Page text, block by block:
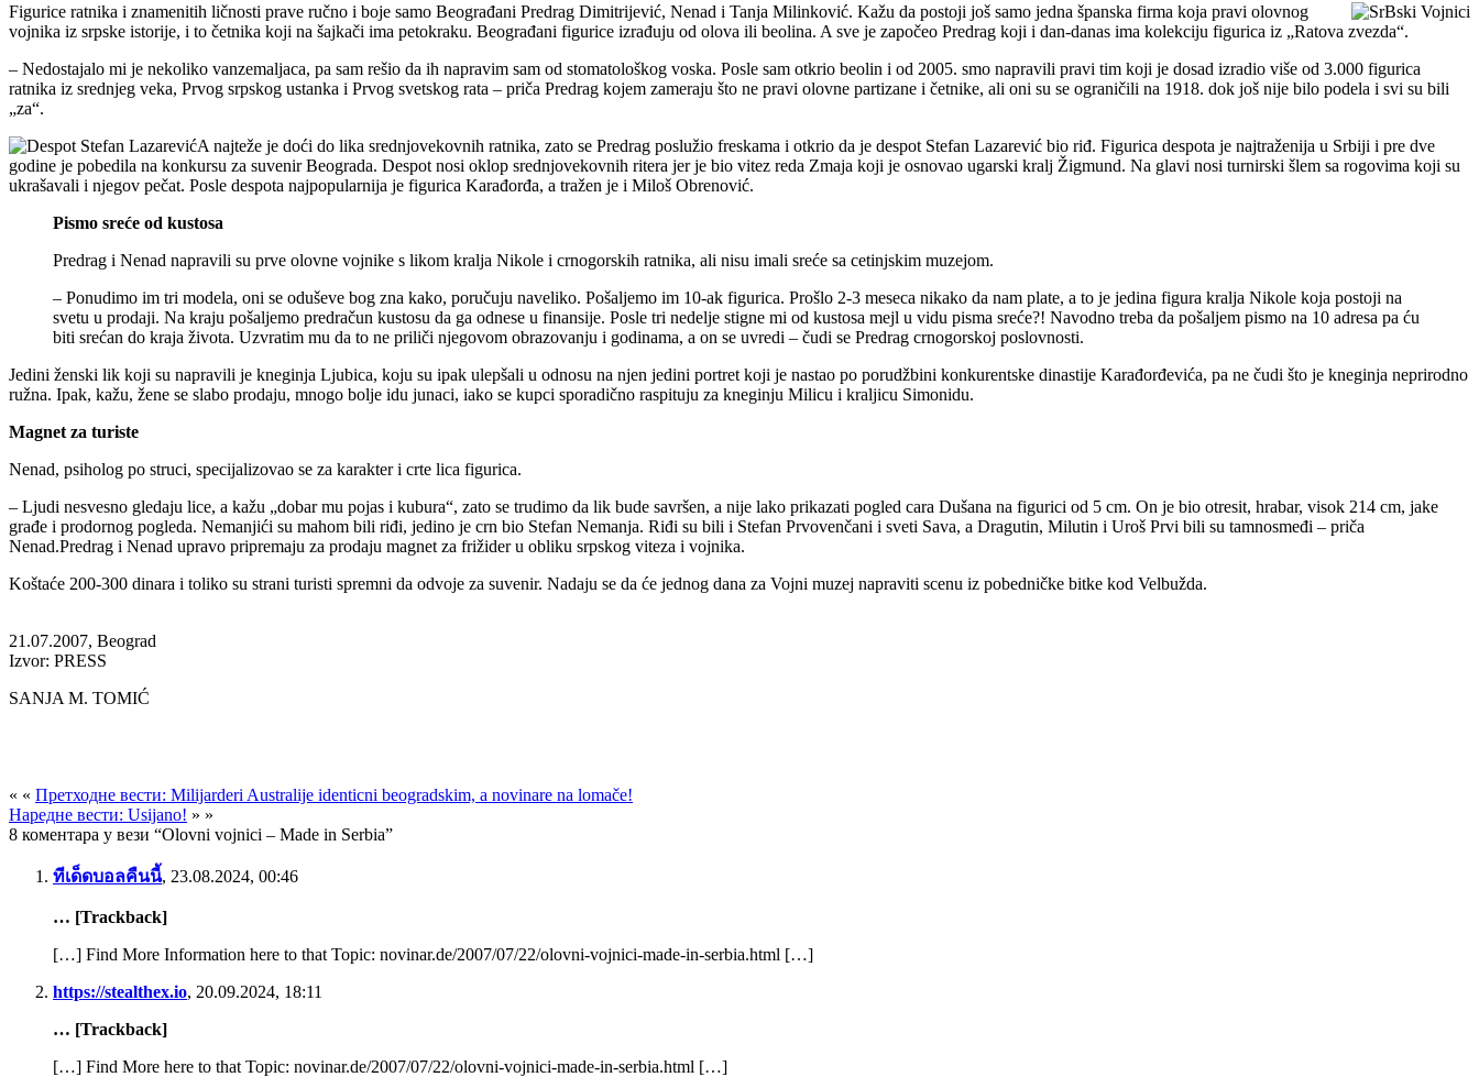
Figurice ratnika i znamenitih ličnosti prave ručno i boje samo Beograđani Predrag Dimitrijević, Nenad i Tanja Milinković. Kažu da postoji još samo jedna španska firma koja pravi olovnog
vojnika iz srpske istorije, i to četnika koji na šajkači ima petokraku. Beograđani figurice izrađuju od olova ili beolina. A sve je započeo Predrag koji i dan-danas ima kolekciju figurica iz „Ratova zvezda“.
– Nedostajalo mi je nekoliko vanzemaljaca, pa sam rešio da ih napravim sam od stomatološkog voska. Posle sam otkrio beolin i od 2005. smo napravili pravi tim koji je dosad izradio više od 3.000 figurica
ratnika iz srednjeg veka, Prvog srpskog ustanka i Prvog svetskog rata – priča Predrag kojem zameraju što ne pravi olovne partizane i četnike, ali oni su se ograničili na 1918. dok još nije bilo podela i svi su bili
„za“.
A najteže je doći do lika srednjovekovnih ratnika, zato se Predrag poslužio freskama i otkrio da je despot Stefan Lazarević bio riđ. Figurica despota je najtraženija u Srbiji i pre dve
godine je pobedila na konkursu za suvenir Beograda. Despot nosi oklop srednjovekovnih ritera jer je bio vitez reda Zmaja koji je osnovao ugarski kralj Žigmund. Na glavi nosi turnirski šlem sa rogovima koji su
ukrašavali i njegov pečat. Posle despota najpopularnija je figurica Karađorđa, a tražen je i Miloš Obrenović.
Pismo sreće od kustosa
Predrag i Nenad napravili su prve olovne vojnike s likom kralja Nikole i crnogorskih ratnika, ali nisu imali sreće sa cetinjskim muzejom.
– Ponudimo im tri modela, oni se oduševe bog zna kako, poručuju naveliko. Pošaljemo im 10-ak figurica. Prošlo 2-3 meseca nikako da nam plate, a to je jedina figura kralja Nikole koja postoji na
svetu u prodaji. Na kraju pošaljemo predračun kustosu da ga odnese u finansije. Posle tri nedelje stigne mi od kustosa mejl u vidu pisma sreće?! Navodno treba da pošaljem pismo na 10 adresa pa ću
biti srećan do kraja života. Uzvratim mu da to ne priliči njegovom obrazovanju i godinama, a on se uvredi – čudi se Predrag crnogorskoj poslovnosti.
Jedini ženski lik koji su napravili je kneginja Ljubica, koju su ipak ulepšali u odnosu na njen jedini portret koji je nastao po porudžbini konkurentske dinastije Karađorđevića, pa ne čudi što je kneginja neprirodno
ružna. Ipak, kažu, žene se slabo prodaju, mnogo bolje idu junaci, iako se kupci sporadično raspituju za kneginju Milicu i kraljicu Simonidu.
Magnet za turiste
Nenad, psiholog po struci, specijalizovao se za karakter i crte lica figurica.
– Ljudi nesvesno gledaju lice, a kažu „dobar mu pojas i kubura“, zato se trudimo da lik bude savršen, a nije lako prikazati pogled cara Dušana na figurici od 5 cm. On je bio otresit, hrabar, visok 214 cm, jake
građe i prodornog pogleda. Nemanjići su mahom bili riđi, jedino je crn bio Stefan Nemanja. Riđi su bili i Stefan Prvovenčani i sveti Sava, a Dragutin, Milutin i Uroš Prvi bili su tamnosmeđi – priča
Nenad.Predrag i Nenad upravo pripremaju za prodaju magnet za frižider u obliku srpskog viteza i vojnika.
Koštaće 200-300 dinara i toliko su strani turisti spremni da odvoje za suvenir. Nadaju se da će jednog dana za Vojni muzej napraviti scenu iz pobedničke bitke kod Velbužda.
21.07.2007, Beograd
Izvor: PRESS
SANJA M. TOMIĆ
« « Претходне вести: Milijarderi Australije identicni beogradskim, a novinare na lomače!
Наредне вести: Usijano! » »
8 коментара у вези “Olovni vojnici – Made in Serbia”
ทีเด็ดบอลคืนนี้, 23.08.2024, 00:46
… [Trackback]
[…] Find More Information here to that Topic: novinar.de/2007/07/22/olovni-vojnici-made-in-serbia.html […]
https://stealthex.io, 20.09.2024, 18:11
… [Trackback]
[…] Find More here to that Topic: novinar.de/2007/07/22/olovni-vojnici-made-in-serbia.html […]